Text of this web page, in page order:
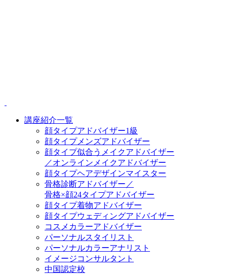
講座紹介一覧
顔タイプアドバイザー1級
顔タイプメンズアドバイザー
顔タイプ似合うメイクアドバイザー
／オンラインメイクアドバイザー
顔タイプヘアデザインマイスター
骨格診断アドバイザー／
骨格×顔24タイプアドバイザー
顔タイプ着物アドバイザー
顔タイプウェディングアドバイザー
コスメカラーアドバイザー
パーソナルスタイリスト
パーソナルカラーアナリスト
イメージコンサルタント
中国認定校